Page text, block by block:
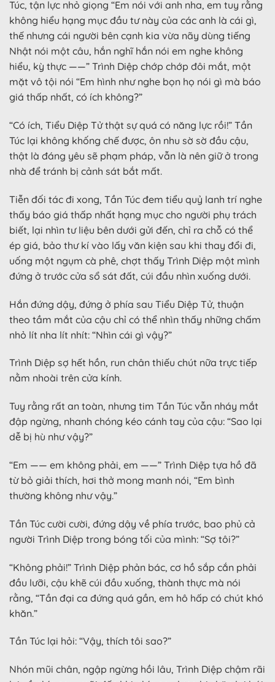
Túc, tận lực nhỏ giọng “Em nói với anh nha, em tuy rằng
không hiểu hạng mục đầu tư này của các anh là cái gì,
thế nhưng cái người bên cạnh kia vừa nãy dùng tiếng
Nhật nói một câu, hắn nghĩ hắn nói em nghe không
hiểu, kỳ thực ——” Trình Diệp chớp chớp đôi mắt, một
mặt vô tội nói “Em hình như nghe bọn họ nói gì mà báo
giá thấp nhất, có ích không?”
“Có ích, Tiểu Diệp Tử thật sự quá có năng lực rồi!” Tần
Túc lại không khống chế được, ôn nhu sờ sờ đầu cậu,
thật là đáng yêu sẽ phạm pháp, vẫn là nên giữ ở trong
nhà để tránh bị cảnh sát bắt mất.
Tiễn đối tác đi xong, Tần Túc đem tiểu quỷ lanh trí nghe
thấy báo giá thấp nhất hạng mục cho người phụ trách
biết, lại nhìn tư liệu bên dưới gửi đến, chỉ ra chỗ có thể
ép giá, bảo thư kí vào lấy văn kiện sau khi thay đổi đi,
uống một ngụm cà phê, chợt thấy Trình Diệp một mình
đứng ở trước cửa sổ sát đất, cúi đầu nhìn xuống dưới.
Hắn đứng dậy, đứng ở phía sau Tiểu Diệp Tử, thuận
theo tầm mắt của cậu chỉ có thể nhìn thấy những chấm
nhỏ lít nha lít nhít: “Nhìn cái gì vậy?”
Trình Diệp sợ hết hồn, run chân thiếu chút nữa trực tiếp
nằm nhoài trên cửa kính.
Tuy rằng rất an toàn, nhưng tim Tần Túc vẫn nháy mắt
đập ngừng, nhanh chóng kéo cánh tay của cậu: “Sao lại
dễ bị hù như vậy?”
“Em —— em không phải, em ——” Trình Diệp tựa hồ đã
từ bỏ giải thích, hơi thở mong manh nói, “Em bình
thường không như vậy.”
Tần Túc cười cười, đứng dậy về phía trước, bao phủ cả
người Trình Diệp trong bóng tối của mình: “Sợ tôi?”
“Không phải!” Trình Diệp phản bác, cơ hồ sắp cắn phải
đầu lưỡi, cậu khẽ cúi đầu xuống, thành thực mà nói
rằng, “Tần đại ca đứng quá gần, em hô hấp có chút khó
khăn.”
Tần Túc lại hỏi: “Vậy, thích tôi sao?”
Nhón mũi chân, ngập ngừng hồi lâu, Trình Diệp chậm rãi